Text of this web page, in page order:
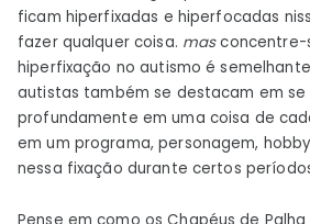
ficam hiperfixadas e hiperfocadas
fazer qualquer coisa. masconcentre-
hiperfixação no autismo é
autistas também se destacam em
profundamente em uma coisa de
em um programa, personagem,
nessa fixação durante certos
Pense em como os Chapéus de